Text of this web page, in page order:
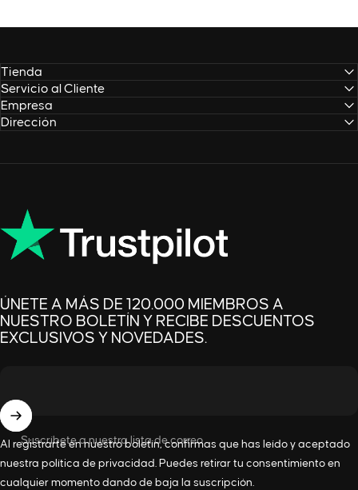
Tienda
Servicio al Cliente
Empresa
Dirección
ÚNETE A MÁS DE 120.000 MIEMBROS A
NUESTRO BOLETÍN Y RECIBE DESCUENTOS
EXCLUSIVOS Y NOVEDADES.
Suscríbete a nuestra lista de correo
Al registrarte en nuestro boletín, confirmas que has leído y aceptado
nuestra política de privacidad
. Puedes retirar tu consentimiento en
cualquier momento dando de baja la suscripción.